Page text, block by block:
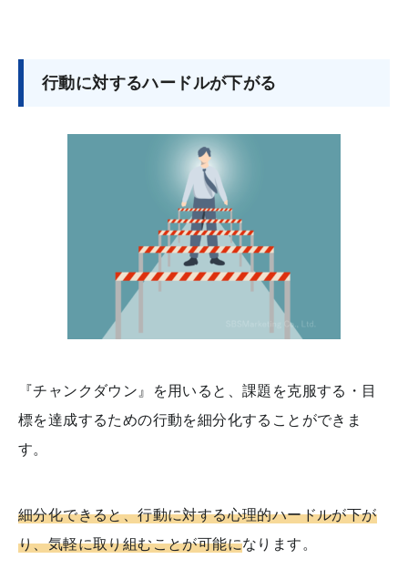
行動に対するハードルが下がる
『チャンクダウン』を用いると、課題を克服する・目
標を達成するための行動を細分化することができま
す。
細分化できると、行動に対する心理的ハードルが下が
り、気軽に取り組むことが可能になります。